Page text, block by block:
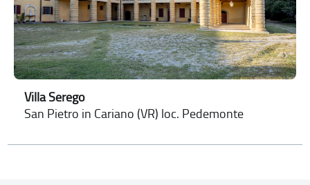
Villa Serego
San Pietro in Cariano (VR) loc. Pedemonte